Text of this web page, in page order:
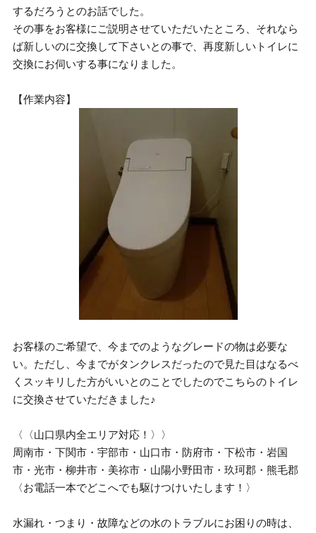
するだろうとのお話でした。
その事をお客様にご説明させていただいたところ、それなら
ば新しいのに交換して下さいとの事で、再度新しいトイレに
交換にお伺いする事になりました。
【作業内容】
お客様のご希望で、今までのようなグレードの物は必要な
い。ただし、今までがタンクレスだったので見た目はなるべ
くスッキリした方がいいとのことでしたのでこちらのトイレ
に交換させていただきました♪
〈〈山口県内全エリア対応！〉〉
周南市・下関市・宇部市・山口市・防府市・下松市・岩国
市・光市・柳井市・美祢市・山陽小野田市・玖珂郡・熊毛郡
〈お電話一本でどこへでも駆けつけいたします！〉
水漏れ・つまり・故障などの水のトラブルにお困りの時は、